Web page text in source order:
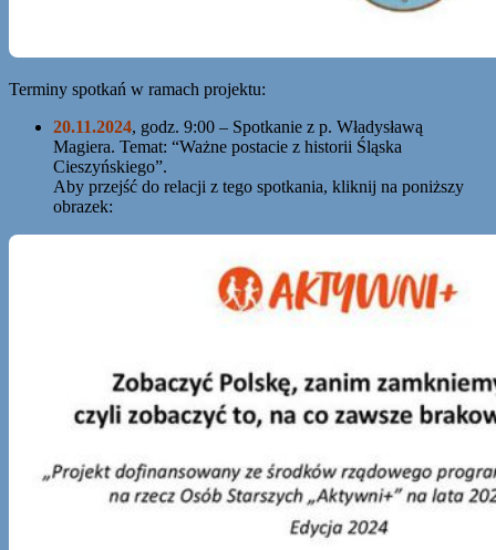
Terminy spotkań w ramach projektu:
20.11.2024, godz. 9:00 – Spotkanie z p. Władysławą
Magiera. Temat: “Ważne postacie z historii Śląska
Cieszyńskiego”.
Aby przejść do relacji z tego spotkania, kliknij na poniższy
obrazek: